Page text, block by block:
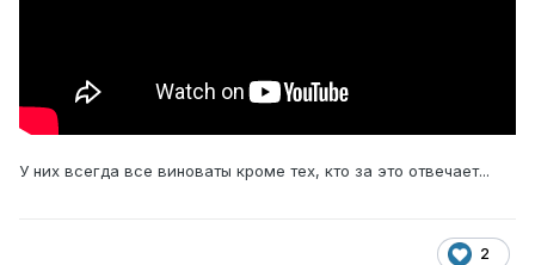
У них всегда все виноваты кроме тех, кто за это отвечает...
2